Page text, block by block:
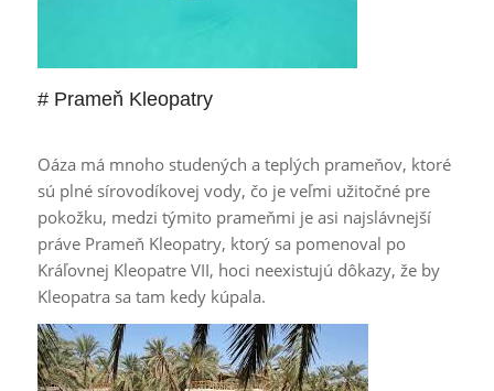
# Prameň Kleopatry
Oáza má mnoho studených a teplých prameňov, ktoré
sú plné sírovodíkovej vody, čo je veľmi užitočné pre
pokožku, medzi týmito prameňmi je asi najslávnejší
práve Prameň Kleopatry, ktorý sa pomenoval po
Kráľovnej Kleopatre VII, hoci neexistujú dôkazy, že by
Kleopatra sa tam kedy kúpala.